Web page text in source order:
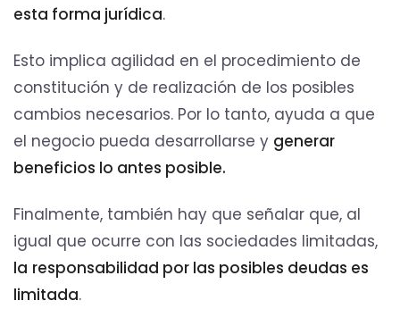
esta forma jurídica.
Esto implica agilidad en el procedimiento de
constitución y de realización de los posibles
cambios necesarios. Por lo tanto, ayuda a que
el negocio pueda desarrollarse y generar
beneficios lo antes posible.
Finalmente, también hay que señalar que, al
igual que ocurre con las sociedades limitadas,
la responsabilidad por las posibles deudas es
limitada.